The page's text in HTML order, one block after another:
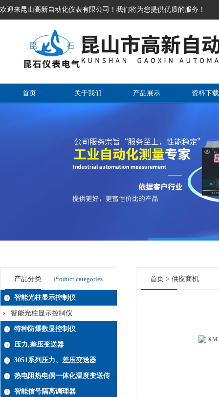
欢迎来昆山高新自动化仪表有限公司！我们将为您提供优质的服务！
首页 关于我们 产品展示 资料下载
产品分类 Product categories
智能光柱显示控制仪
智能光柱显示控制仪
特种防爆数显控制仪
压力,差压变送器
3051系列压力、差压变送器
热电阻热电偶一体化温度变送传感器系列
智能信号隔离调理器
首页 > 供应商机